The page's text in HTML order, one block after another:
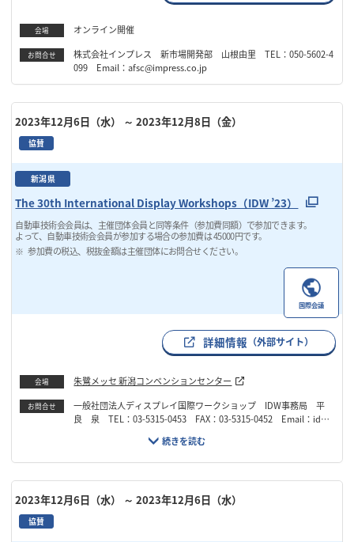
会場 オンライン開催
お問合せ
株式会社インプレス 新市場開発部 山根由里 TEL：050-5602-4
099 Email：afsc@impress.co.jp
2023年12月6日（水） ～ 2023年12月8日（金）
協賛
新潟県
The 30th International Display Workshops（IDW ’23）
自動車技術会会員は、主催団体会員と同等条件（参加費同額）で参加できます。
よって、自動車技術会会員が参加する場合の参加費は 45000円です。
参加費の税込、税抜金額は主催団体にお問合せください。
国際会議
詳細情報 （外部サイト）
会場 朱鷺メッセ 新潟コンベンションセンター
お問合せ
一般社団法人ディスプレイ国際ワークショップ IDW事務局 平
良 泉 TEL：03-5315-0453 FAX：03-5315-0452 Email：idw
2023年12月6日（水） ～ 2023年12月6日（水）
協賛